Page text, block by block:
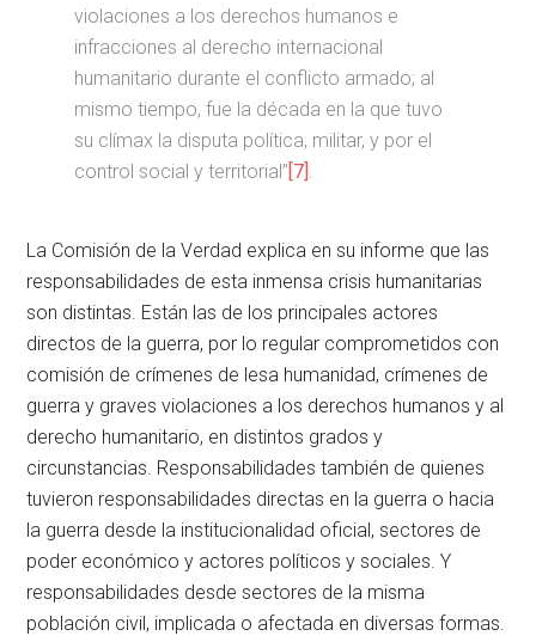
violaciones a los derechos humanos e
infracciones al derecho internacional
humanitario durante el conflicto armado; al
mismo tiempo, fue la década en la que tuvo
su clímax la disputa política, militar, y por el
control social y territorial”[7]
La Comisión de la Verdad explica en su informe que las
responsabilidades de esta inmensa crisis humanitarias
son distintas. Están las de los principales actores
directos de la guerra, por lo regular comprometidos con
comisión de crímenes de lesa humanidad, crímenes de
guerra y graves violaciones a los derechos humanos y al
derecho humanitario, en distintos grados y
circunstancias. Responsabilidades también de quienes
tuvieron responsabilidades directas en la guerra o hacia
la guerra desde la institucionalidad oficial, sectores de
poder económico y actores políticos y sociales. Y
responsabilidades desde sectores de la misma
población civil, implicada o afectada en diversas formas.